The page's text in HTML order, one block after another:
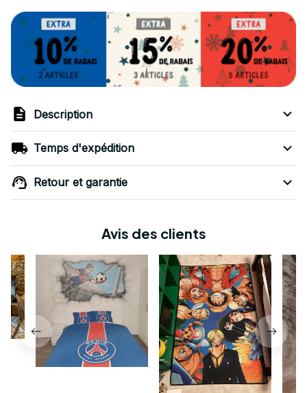
Description
Temps d'expédition
Retour et garantie
Avis des clients